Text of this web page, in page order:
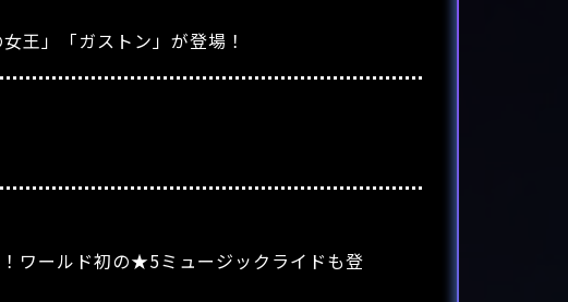
王」「ガストン」が登場！
ワールド初の★5ミュージックライドも登